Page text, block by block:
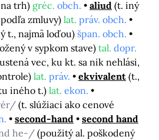
trh) gréc. obch. aliud (t. iný
zmluvy) lat. práv. obch.
t., najmä loďou) špan. obch.
v sypkom stave) tal. dopr.
vec, ku kt. sa nik nehlási,
lat. práv. ekvivalent (t.,
iného t.) lat. ekon.
(t. slúžiaci ako cenové
second-hand
second hand
he-/ (použitý al. poškodený